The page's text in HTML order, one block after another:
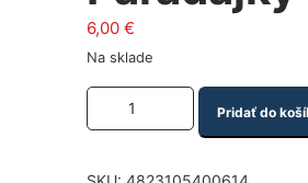
6,00 €
Na sklade
Množstvo produktu
Pridať do